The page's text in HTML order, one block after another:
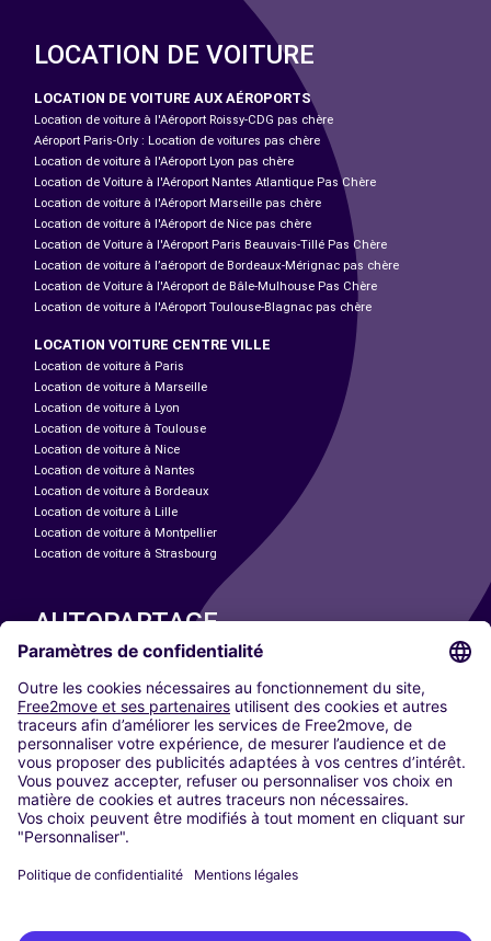
LOCATION DE VOITURE
LOCATION DE VOITURE AUX AÉROPORTS
Location de voiture à l'Aéroport Roissy-CDG pas chère
Aéroport Paris-Orly : Location de voitures pas chère
Location de voiture à l'Aéroport Lyon pas chère
Location de Voiture à l'Aéroport Nantes Atlantique Pas Chère
Location de voiture à l'Aéroport Marseille pas chère
Location de voiture à l'Aéroport de Nice pas chère
Location de Voiture à l'Aéroport Paris Beauvais-Tillé Pas Chère
Location de voiture à l’aéroport de Bordeaux-Mérignac pas chère
Location de Voiture à l'Aéroport de Bâle-Mulhouse Pas Chère
Location de voiture à l'Aéroport Toulouse-Blagnac pas chère
LOCATION VOITURE CENTRE VILLE
Location de voiture à Paris
Location de voiture à Marseille
Location de voiture à Lyon
Location de voiture à Toulouse
Location de voiture à Nice
Location de voiture à Nantes
Location de voiture à Bordeaux
Location de voiture à Lille
Location de voiture à Montpellier
Location de voiture à Strasbourg
AUTOPARTAGE
Paris
Madrid
Washington DC
Milan
Rome
Turin
Vienne
Berlin
Düsseldorf